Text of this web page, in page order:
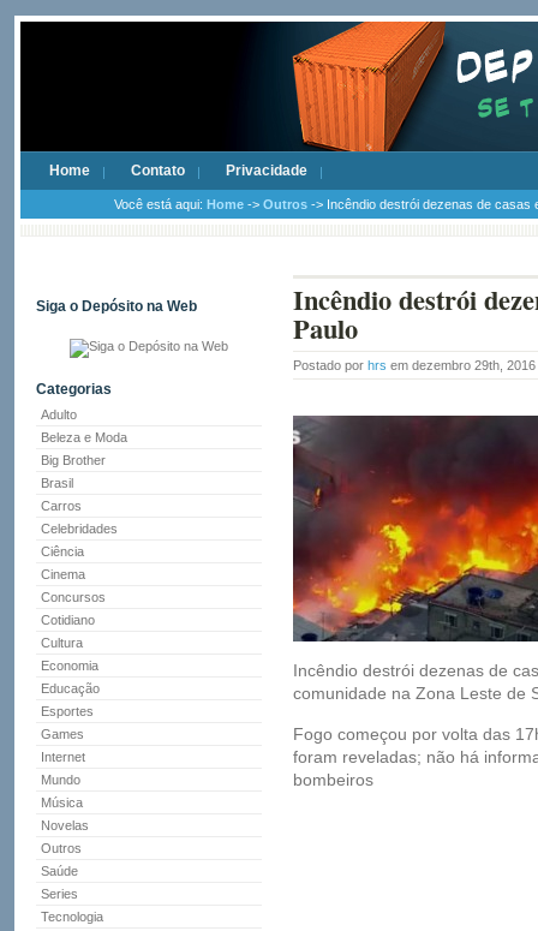
Home Contato Privacidade
Você está aqui: Home -> Outros -> Incêndio destrói dezenas de casas
Siga o Depósito na Web
Categorias
Adulto
Beleza e Moda
Big Brother
Brasil
Carros
Celebridades
Ciência
Cinema
Concursos
Cotidiano
Cultura
Economia
Educação
Esportes
Games
Internet
Mundo
Música
Novelas
Outros
Saúde
Series
Tecnologia
Incêndio destrói
Paulo
Postado por hrs em dezembro 29th, 2016
Incêndio destrói dezenas de
comunidade na Zona Leste de
Fogo começou por volta das
foram reveladas; não há
bombeiros